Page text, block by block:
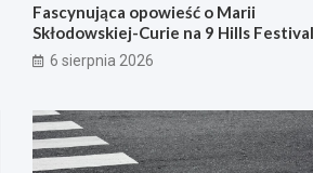
Fascynująca opowieść o Marii
Skłodowskiej-Curie na 9 Hills Festival
6 sierpnia 2026